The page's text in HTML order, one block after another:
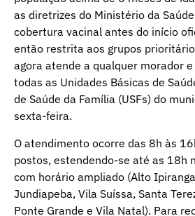
as diretrizes do Ministério da
cobertura vacinal antes do início
então restrita aos grupos
agora atende a qualquer morador
todas as Unidades Básicas de
de Saúde da Família (USFs) do
sexta-feira.
O atendimento ocorre das 8h às
postos, estendendo-se até as 18h
com horário ampliado (Alto
Jundiapeba, Vila Suíssa, Santa
Ponte Grande e Vila Natal). Para